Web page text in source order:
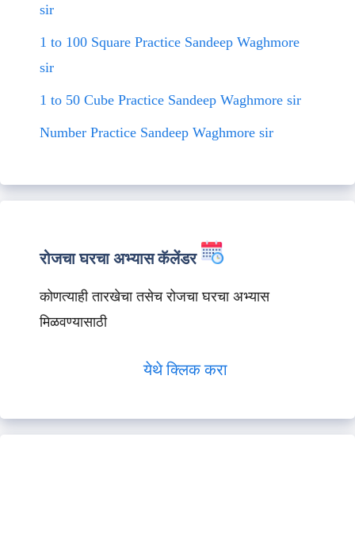
sir
1 to 100 Square Practice Sandeep Waghmore
sir
1 to 50 Cube Practice Sandeep Waghmore sir
Number Practice Sandeep Waghmore sir
रोजचा घरचा अभ्यास कॅलेंडर
कोणत्याही तारखेचा तसेच रोजचा घरचा अभ्यास
मिळवण्यासाठी
येथे क्लिक करा